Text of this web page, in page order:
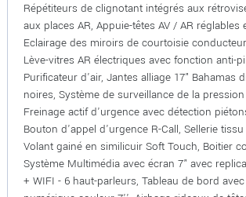
Répétiteurs de clignotant intégrés aux
aux places AR, Appuie-têtes AV / AR réglables
Eclairage des miroirs de courtoisie
Lève-vitres AR électriques avec fonction anti-
Purificateur d'air, Jantes alliage 17" Bahamas
noires, Système de surveillance de la
Freinage actif d'urgence avec détection
Bouton d'appel d'urgence R-Call, Sellerie
Volant gainé en similicuir Soft Touch, Boitier
Système Multimédia avec écran 7" avec
+ WIFI - 6 haut-parleurs, Tableau de bord